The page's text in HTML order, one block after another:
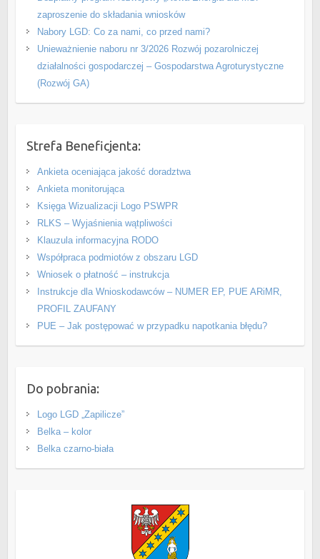
zaproszenie do składania wniosków
Nabory LGD: Co za nami, co przed nami?
Unieważnienie naboru nr 3/2026 Rozwój pozarolniczej
działalności gospodarczej – Gospodarstwa Agroturystyczne
(Rozwój GA)
Strefa Beneficjenta:
Ankieta oceniająca jakość doradztwa
Ankieta monitorująca
Księga Wizualizacji Logo PSWPR
RLKS – Wyjaśnienia wątpliwości
Klauzula informacyjna RODO
Współpraca podmiotów z obszaru LGD
Wniosek o płatność – instrukcja
Instrukcje dla Wnioskodawców – NUMER EP, PUE ARiMR,
PROFIL ZAUFANY
PUE – Jak postępować w przypadku napotkania błędu?
Do pobrania:
Logo LGD „Zapilicze”
Belka – kolor
Belka czarno-biała